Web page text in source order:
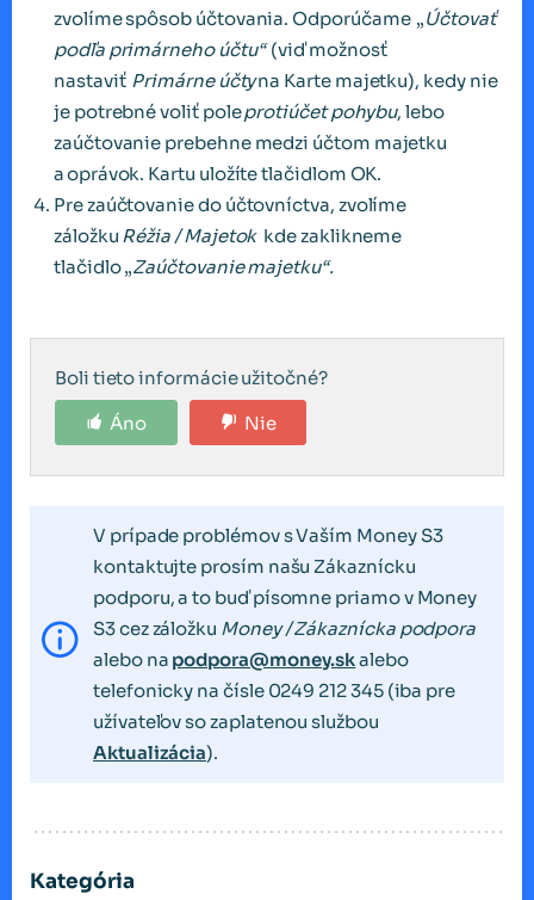
zvolíme spôsob účtovania. Odporúčame „Účtovať
podľa primárneho účtu“(viď možnosť
nastaviť Primárne účtyna Karte majetku), kedy nie
je potrebné voliť poleprotiúčet pohybu, lebo
zaúčtovanie prebehne medzi účtom majetku
a oprávok. Kartu uložíte tlačidlom OK.
Pre zaúčtovanie do účtovníctva, zvolíme
záložku Réžia / Majetokkde zaklikneme
tlačidlo „Zaúčtovanie majetku“.
Boli tieto informácie užitočné?
Áno
Nie
V prípade problémov s Vaším Money S3
kontaktujte prosím našu Zákaznícku
podporu, a to buď písomne priamo v Money
S3 cez záložku Money / Zákaznícka podpora
alebo na podpora@money.skalebo
telefonicky na čísle 0249 212 345 (iba pre
užívateľov so zaplatenou službou
Aktualizácia).
Kategória